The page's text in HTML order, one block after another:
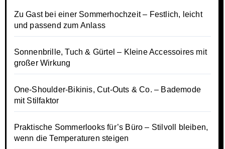
Zu Gast bei einer Sommerhochzeit – Festlich, leicht
und passend zum Anlass
Sonnenbrille, Tuch & Gürtel – Kleine Accessoires mit
großer Wirkung
One-Shoulder-Bikinis, Cut-Outs & Co. – Bademode
mit Stilfaktor
Praktische Sommerlooks für’s Büro – Stilvoll bleiben,
wenn die Temperaturen steigen